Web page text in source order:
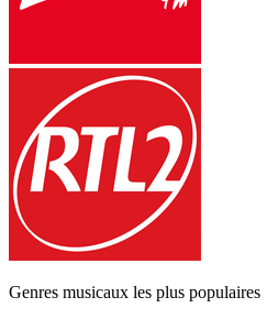
Genres musicaux les plus populaires